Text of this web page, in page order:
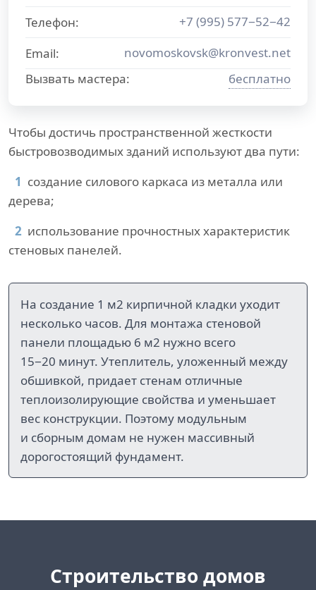
Телефон:
+7 (995) 577−52−42
Email:
novomoskovsk@kronvest.net
Вызвать мастера:
бесплатно
Чтобы достичь пространственной жесткости
быстровозводимых зданий используют два пути:
создание силового каркаса из металла или
дерева;
использование прочностных характеристик
стеновых панелей.
На создание 1 м2 кирпичной кладки уходит
несколько часов. Для монтажа стеновой
панели площадью 6 м2 нужно всего
15−20 минут. Утеплитель, уложенный между
обшивкой, придает стенам отличные
теплоизолирующие свойства и уменьшает
вес конструкции. Поэтому модульным
и сборным домам не нужен массивный
дорогостоящий фундамент.
Cтроительство домов